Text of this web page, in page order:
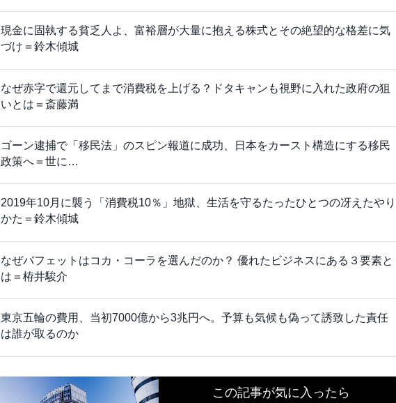
現金に固執する貧乏人よ、富裕層が大量に抱える株式とその絶望的な格差に気
づけ＝鈴木傾城
なぜ赤字で還元してまで消費税を上げる？ドタキャンも視野に入れた政府の狙
いとは＝斎藤満
ゴーン逮捕で「移民法」のスピン報道に成功、日本をカースト構造にする移民
政策へ＝世に…
2019年10月に襲う「消費税10％」地獄、生活を守るたったひとつの冴えたやり
かた＝鈴木傾城
なぜバフェットはコカ・コーラを選んだのか？ 優れたビジネスにある３要素と
は＝栫井駿介
東京五輪の費用、当初7000億から3兆円へ。予算も気候も偽って誘致した責任
は誰が取るのか
この記事が気に入ったら